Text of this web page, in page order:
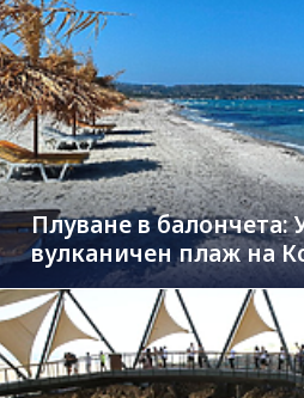
Плуване в балончета:
вулканичен плаж на